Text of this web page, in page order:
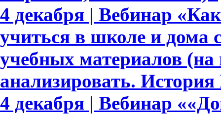
4 декабря | Вебинар
учиться в школе и
учебных материалов
анализировать. История
4 декабря | Вебинар